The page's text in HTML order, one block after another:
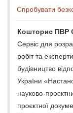
Спробувати
Кошторис ПВР
Сервіс для
робіт та
будівництво
України
науково-
проєктної